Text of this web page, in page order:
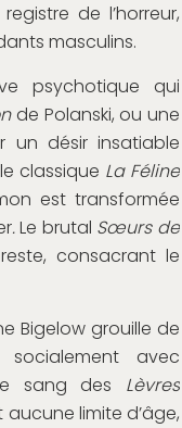
de l’horreur,
masculins.
psychotique qui
de Polanski, ou une
un désir insatiable
classique La Féline
est transformée
.Le brutal Sœurs de
consacrant le
Bigelow grouille de
avec
sang des Lèvres
limite d’âge,